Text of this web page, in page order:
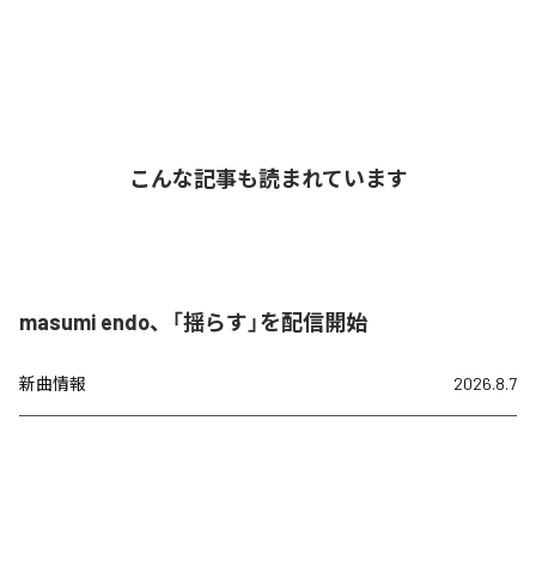
こんな記事も読まれています
masumi endo、「揺らす」を配信開始
新曲情報 2026.8.7